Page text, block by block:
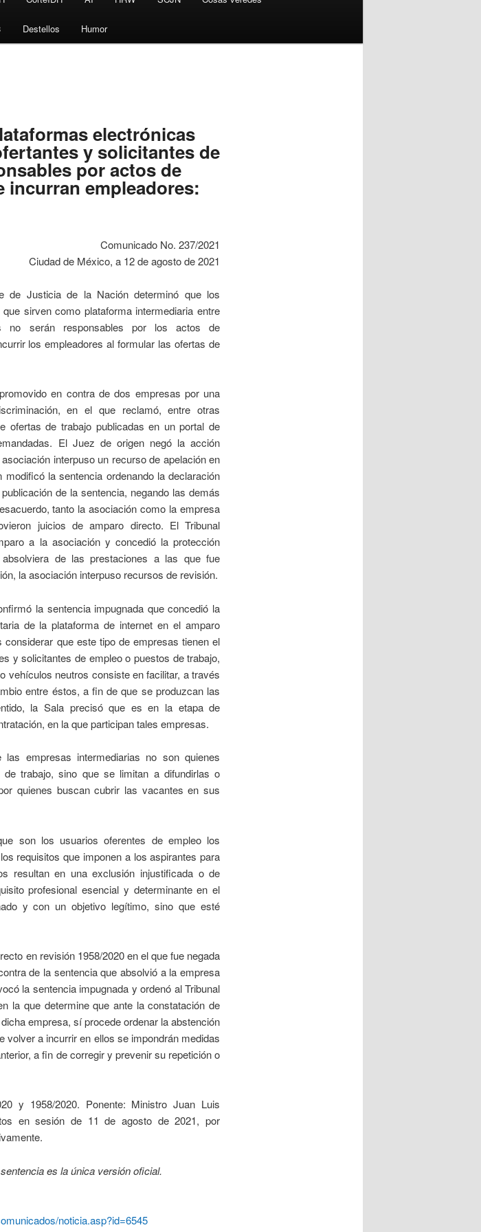
Destellos Humor
electrónicas
y solicitantes de
por actos de
empleadores:
Comunicado No. 237/2021
Ciudad de México, a 12 de agosto de 2021
de Justicia de la Nación determinó que los
sirven como plataforma intermediaria entre
no serán responsables por los actos de
los empleadores al formular las ofertas de
en contra de dos empresas por una
en el que reclamó, entre otras
ofertas de trabajo publicadas en un portal de
El Juez de origen negó la acción
interpuso un recurso de apelación en
la sentencia ordenando la declaración
de la sentencia, negando las demás
tanto la asociación como la empresa
juicios de amparo directo. El Tribunal
a la asociación y concedió la protección
de las prestaciones a las que fue
la asociación interpuso recursos de revisión.
la sentencia impugnada que concedió la
de la plataforma de internet en el amparo
que este tipo de empresas tienen el
y solicitantes de empleo o puestos de trabajo,
vehículos neutros consiste en facilitar, a través
entre éstos, a fin de que se produzcan las
la Sala precisó que es en la etapa de
en la que participan tales empresas.
empresas intermediarias no son quienes
trabajo, sino que se limitan a difundirlas o
quienes buscan cubrir las vacantes en sus
son los usuarios oferentes de empleo los
requisitos que imponen a los aspirantes para
resultan en una exclusión injustificada o de
profesional esencial y determinante en el
y con un objetivo legítimo, sino que esté
en revisión 1958/2020 en el que fue negada
de la sentencia que absolvió a la empresa
la sentencia impugnada y ordenó al Tribunal
la que determine que ante la constatación de
empresa, sí procede ordenar la abstención
volver a incurrir en ellos se impondrán medidas
a fin de corregir y prevenir su repetición o
y 1958/2020. Ponente: Ministro Juan Luis
en sesión de 11 de agosto de 2021, por
es la única versión oficial.
noticia.asp?id=6545